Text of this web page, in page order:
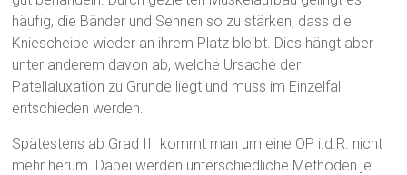
häufig, die Bänder und Sehnen so zu stärken, dass die
Kniescheibe wieder an ihrem Platz bleibt. Dies hängt aber
unter anderem davon ab, welche Ursache der
Patellaluxation zu Grunde liegt und muss im Einzelfall
entschieden werden.
Spätestens ab Grad III kommt man um eine OP i.d.R. nicht
mehr herum. Dabei werden unterschiedliche Methoden je